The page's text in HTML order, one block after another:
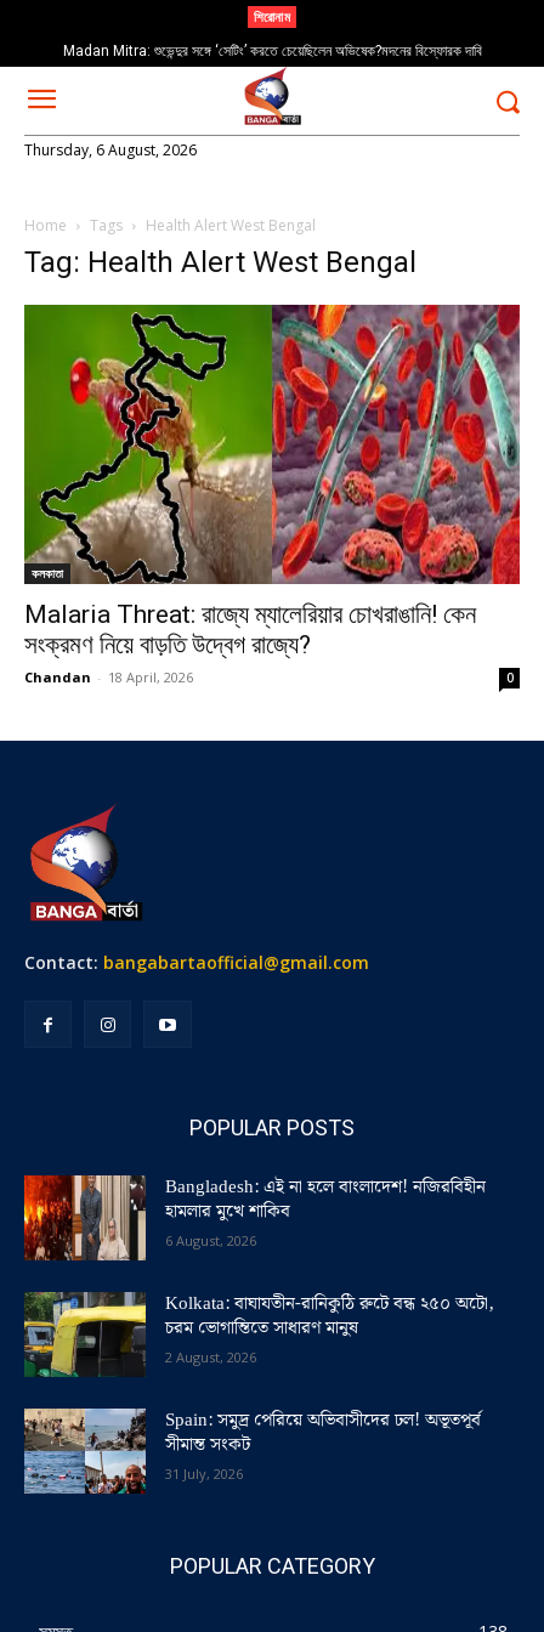
শিরোনাম
Madan Mitra: শুভেন্দুর সঙ্গে ‘সেটিং’ করতে চেয়েছিলেন অভিষেক?মদনের বিস্ফোরক দাবি
Thursday, 6 August, 2026
Home Tags Health Alert West Bengal
Tag: Health Alert West Bengal
কলকাতা
Malaria Threat: রাজ্যে ম্যালেরিয়ার চোখরাঙানি! কেন
সংক্রমণ নিয়ে বাড়তি উদ্বেগ রাজ্যে?
Chandan - 18 April, 2026 0
Contact: bangabartaofficial@gmail.com
POPULAR POSTS
Bangladesh: এই না হলে বাংলাদেশ! নজিরবিহীন
হামলার মুখে শাকিব
6 August, 2026
Kolkata: বাঘাযতীন-রানিকুঠি রুটে বন্ধ ২৫০ অটো,
চরম ভোগান্তিতে সাধারণ মানুষ
2 August, 2026
Spain: সমুদ্র পেরিয়ে অভিবাসীদের ঢল! অভূতপূর্ব
সীমান্ত সংকট
31 July, 2026
POPULAR CATEGORY